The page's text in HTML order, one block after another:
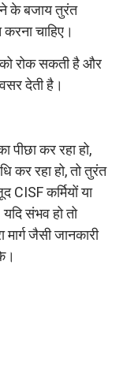
के बजाय तुरंत
चाहिए।
रोक सकती है और
देती है।
पीछा कर रहा हो,
कर रहा हो, तो तुरंत
CISF कर्मियों या
संभव हो तो
जैसी जानकारी